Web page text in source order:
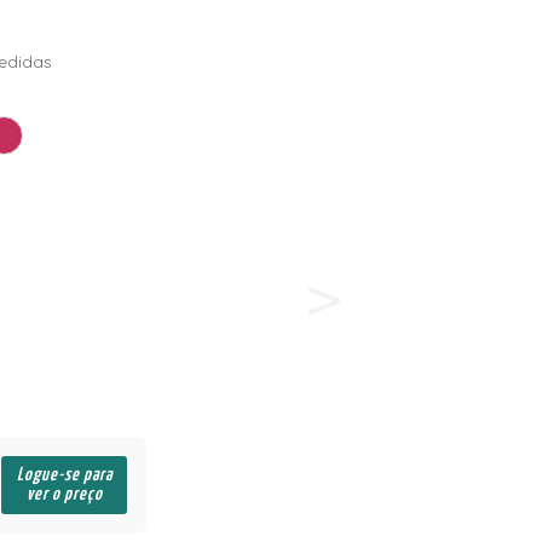
Logue-se para
ver o preço